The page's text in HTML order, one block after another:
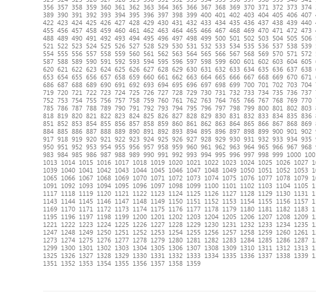
356 357 358 359 360 361 362 363 364 365 366 367 368 369 370 371 372 373 374
389 390 391 392 393 394 395 396 397 398 399 400 401 402 403 404 405 406 407
422 423 424 425 426 427 428 429 430 431 432 433 434 435 436 437 438 439 440
455 456 457 458 459 460 461 462 463 464 465 466 467 468 469 470 471 472 473
488 489 490 491 492 493 494 495 496 497 498 499 500 501 502 503 504 505 506
521
522 523 524 525 526 527 528 529 530 531 532 533 534 535 536 537 538 539
554 555 556 557 558 559 560 561 562 563 564 565 566 567 568 569 570 571 572
587 588 589 590 591 592 593 594 595 596 597 598 599 600 601 602 603 604 605
620 621 622 623 624 625 626 627 628 629 630 631 632 633 634 635 636 637 638
653 654 655 656 657 658 659 660 661 662 663 664 665 666 667 668 669 670 671
686 687 688 689 690 691 692 693 694 695 696 697 698 699 700 701 702 703 704
719 720 721 722 723 724 725 726 727 728 729 730 731 732 733 734 735 736 737
752 753 754 755 756 757 758 759 760 761 762 763 764 765 766 767 768 769 770
785 786 787 788 789 790 791 792 793 794 795 796 797 798 799 800 801 802 803
818 819 820 821 822 823 824 825 826 827 828 829 830 831 832 833 834 835 836
851
852 853 854 855 856 857 858 859 860 861 862 863 864 865 866 867 868 869
884 885 886 887 888 889 890 891 892 893 894 895 896 897 898 899 900 901 902
917 918 919 920 921 922 923 924 925 926 927 928 929 930 931 932 933 934 935
950 951 952 953 954 955 956 957 958 959 960 961 962 963 964 965 966 967 968
983 984 985 986 987 988 989 990 991 992 993 994 995 996 997 998 999 1000
1013
1014 1015 1016 1017 1018 1019 1020 1021 1022 1023 1024 1025 1026 1027
1039 1040 1041 1042 1043 1044 1045 1046 1047 1048 1049 1050 1051 1052 1053
1065
1066 1067 1068 1069 1070 1071 1072 1073 1074 1075 1076 1077 1078 1079
1091
1092 1093 1094 1095 1096 1097 1098 1099 1100 1101 1102 1103 1104 1105
1117 1118 1119 1120 1121 1122 1123 1124 1125 1126 1127 1128 1129 1130 1131
1143
1144 1145 1146 1147 1148 1149 1150 1151 1152 1153 1154 1155 1156 1157
1169 1170 1171 1172 1173 1174 1175 1176 1177 1178 1179 1180 1181 1182 1183
1195
1196 1197 1198 1199 1200 1201 1202 1203 1204 1205 1206 1207 1208 1209
1221
1222 1223 1224 1225 1226 1227 1228 1229 1230 1231 1232 1233 1234 1235
1247 1248 1249 1250 1251 1252 1253 1254 1255 1256 1257 1258 1259 1260 1261
1273
1274 1275 1276 1277 1278 1279 1280 1281 1282 1283 1284 1285 1286 1287
1299 1300 1301 1302 1303 1304 1305 1306 1307 1308 1309 1310 1311 1312 1313
1325
1326 1327 1328 1329 1330 1331 1332 1333 1334 1335 1336 1337 1338 1339
1351
1352 1353 1354 1355 1356 1357 1358 1359